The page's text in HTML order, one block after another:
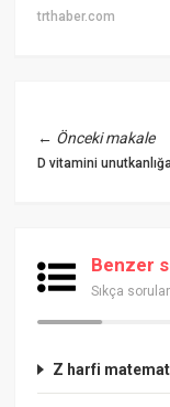
trthaber.com
← Önceki makale
D vitamini
Benzer
Sıkça
Z harfi